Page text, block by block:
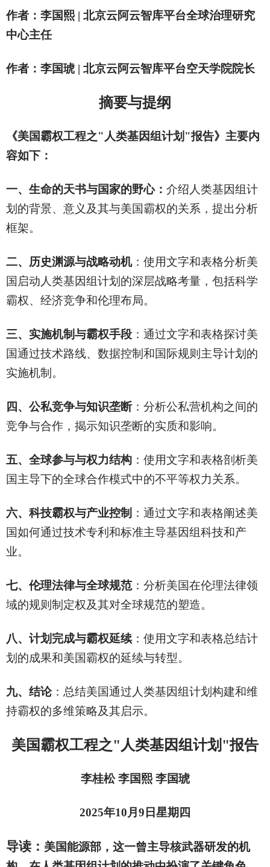
作者：李国熙 | 北京云阿云智库平台全球治理研究
中心主任
作者：李国琥 | 北京云阿云智库平台空天学院院长
摘要与提纲
《美国霸权工程之"人类基因组计划"报告》主要内
容如下：
一、生命的天书与国家的野心： 介绍人类基因组计
划的背景、意义及其与美国霸权的关系，提出分析
框架。
二、历史渊源与战略动机：使用文字和表格分析美
国启动人类基因组计划的深层战略考量，包括科学
霸权、经济竞争和伦理布局。
三、实施机制与霸权手段：通过文字和表格探讨美
国通过技术路线、数据控制和国际规则主导计划的
实施机制。
四、公私竞争与知识垄断：分析公私营机构之间的
竞争与合作，揭示知识垄断的实质和影响。
五、全球参与与权力结构：使用文字和表格剖析美
国主导下的全球合作模式中的不平等权力关系。
六、科技霸权与产业控制 ：通过文字和表格阐述美
国如何通过技术专利和标准主导基因组科技和产
业。
七、伦理法律与全球规范：分析美国在伦理法律领
域的规则制定权及其对全球规范的塑造。
八、计划完成与霸权延续：使用文字和表格总结计
划的成果和美国霸权的延续与转型。
九、结论：总结美国通过人类基因组计划构建和维
持霸权的多维策略及其启示。
美国霸权工程之"人类基因组计划"报告
李桂松 李国熙 李国琥
2025年10月9日星期四
导读： 美国能源部，这一曾主导核武器研发的机